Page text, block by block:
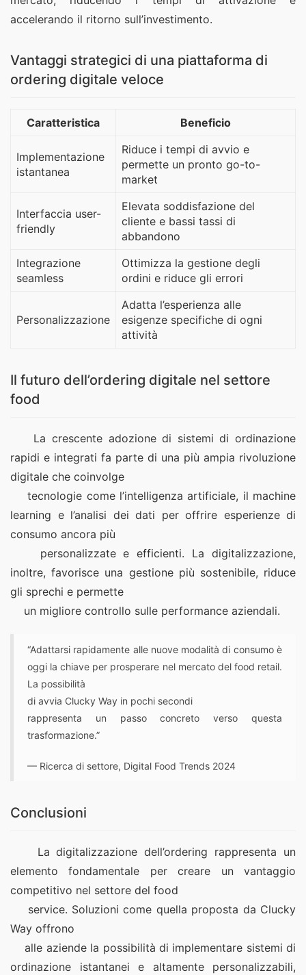
accelerando il ritorno sull’investimento.
Vantaggi strategici di una piattaforma di
ordering digitale veloce
Caratteristica Beneficio
Implementazione
istantanea
Riduce i tempi di avvio e
permette un pronto go-to-
market
Interfaccia user-
friendly
Elevata soddisfazione del
cliente e bassi tassi di
abbandono
Integrazione
seamless
Ottimizza la gestione degli
ordini e riduce gli errori
Personalizzazione
Adatta l’esperienza alle
esigenze specifiche di ogni
attività
Il futuro dell’ordering digitale nel settore
food
rapidi e integrati fa parte di una più ampia rivoluzione
digitale che coinvolge
    tecnologie come l’intelligenza artificiale, il machine
learning e l’analisi dei dati per offrire esperienze di
consumo ancora più
inoltre, favorisce una gestione più sostenibile, riduce
gli sprechi e permette
    un migliore controllo sulle performance aziendali.
“Adattarsi rapidamente alle nuove modalità di consumo è
oggi la chiave per prosperare nel mercato del food retail.
La possibilità
di avvia Clucky Way in pochi secondi
rappresenta un passo concreto verso questa
trasformazione.”
— Ricerca di settore, Digital Food Trends 2024
Conclusioni
elemento fondamentale per creare un vantaggio
competitivo nel settore del food
Way offrono
    alle aziende la possibilità di implementare sistemi di
ordinazione istantanei e altamente personalizzabili,